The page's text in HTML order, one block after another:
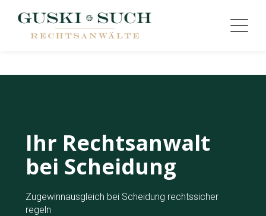
Ihr Rechtsanwalt
bei Scheidung
Zugewinnausgleich bei Scheidung rechtssicher
regeln